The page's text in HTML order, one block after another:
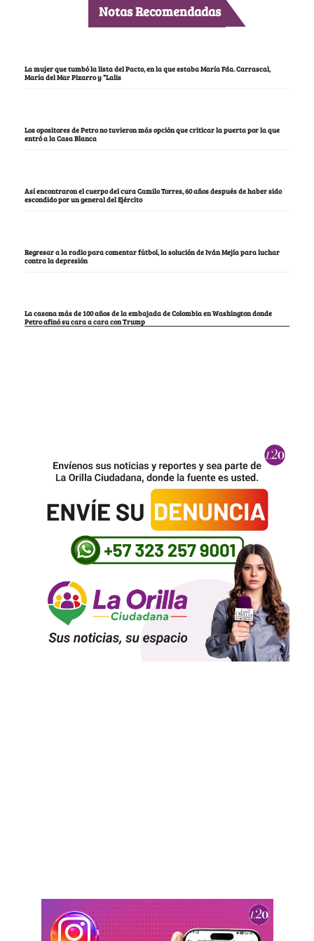
Notas Recomendadas
La mujer que tumbó la lista del Pacto, en la que estaba María Fda. Carrascal,
María del Mar Pizarro y “Lalis
Los opositores de Petro no tuvieron más opción que criticar la puerta por la que
entró a la Casa Blanca
Así encontraron el cuerpo del cura Camilo Torres, 60 años después de haber sido
escondido por un general del Ejército
Regresar a la radio para comentar fútbol, la solución de Iván Mejía para luchar
contra la depresión
La casona más de 100 años de la embajada de Colombia en Washington donde
Petro afinó su cara a cara con Trump